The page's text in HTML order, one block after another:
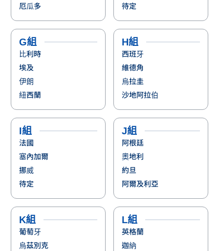
厄瓜多
待定
G組
比利時
埃及
伊朗
紐西蘭
H組
西班牙
維德角
烏拉圭
沙地阿拉伯
I組
法國
塞內加爾
挪威
待定
J組
阿根廷
奧地利
約旦
阿爾及利亞
K組
葡萄牙
烏茲別克
L組
英格蘭
迦納